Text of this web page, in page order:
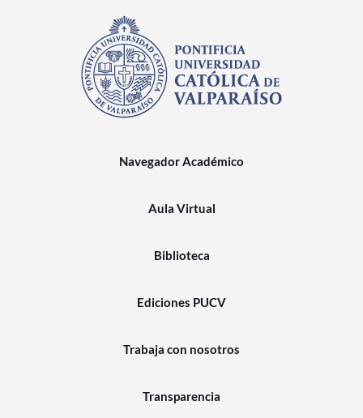
Navegador Académico
Aula Virtual
Biblioteca
Ediciones PUCV
Trabaja con nosotros
Transparencia